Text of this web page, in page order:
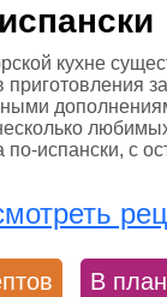
кухне
приготовления
по-испански, с
В